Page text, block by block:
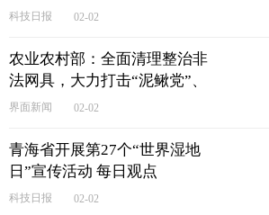
科技日报 02-02
农业农村部：全面清理整治非
法网具，大力打击“泥鳅党”、
无人机无人船等新型违法捕
界面新闻 02-02
青海省开展第27个“世界湿地
日”宣传活动 每日观点
科技日报 02-02